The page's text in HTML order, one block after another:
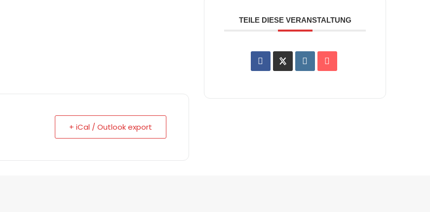
+ iCal / Outlook export
TEILE DIESE VERANSTALTUNG